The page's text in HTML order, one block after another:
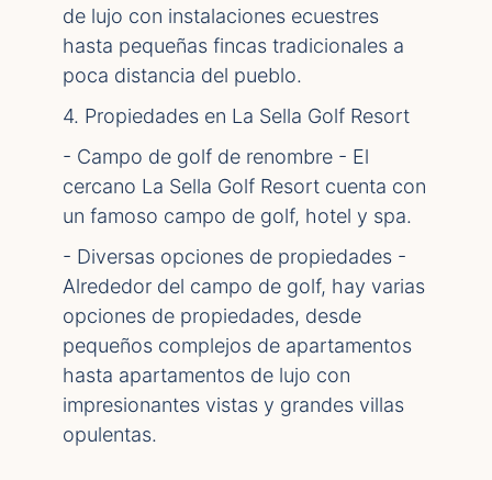
de lujo con instalaciones ecuestres
hasta pequeñas fincas tradicionales a
poca distancia del pueblo.
4. Propiedades en La Sella Golf Resort
- Campo de golf de renombre - El
cercano La Sella Golf Resort cuenta con
un famoso campo de golf, hotel y spa.
- Diversas opciones de propiedades -
Alrededor del campo de golf, hay varias
opciones de propiedades, desde
pequeños complejos de apartamentos
hasta apartamentos de lujo con
impresionantes vistas y grandes villas
opulentas.